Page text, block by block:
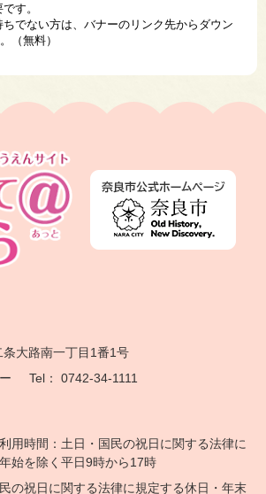
す。
でない方は、バナーのリンク先からダウン
（無料）
条大路南一丁目1番1号
Tel： 0742-34-1111
用時間：土日・国民の祝日に関する法律に
始を除く平日9時から17時
の祝日に関する法律に規定する休日・年末